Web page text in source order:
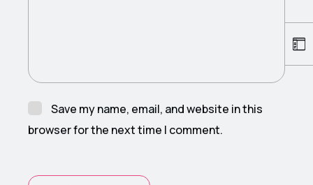
Save my name, email, and website in this
browser for the next time I comment.